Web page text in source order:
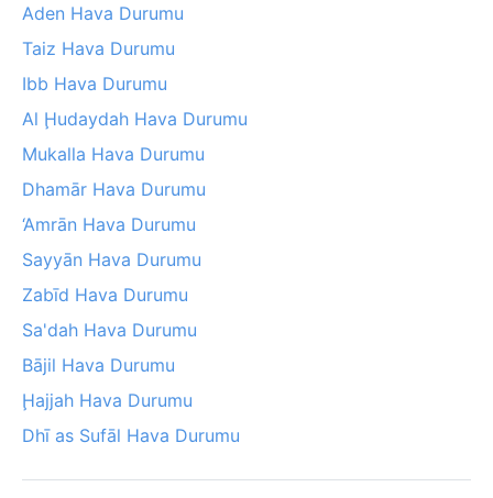
Aden Hava Durumu
Taiz Hava Durumu
Ibb Hava Durumu
Al Ḩudaydah Hava Durumu
Mukalla Hava Durumu
Dhamār Hava Durumu
‘Amrān Hava Durumu
Sayyān Hava Durumu
Zabīd Hava Durumu
Sa'dah Hava Durumu
Bājil Hava Durumu
Ḩajjah Hava Durumu
Dhī as Sufāl Hava Durumu